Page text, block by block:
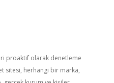
proaktif olarak denetleme
sitesi, herhangi bir marka,